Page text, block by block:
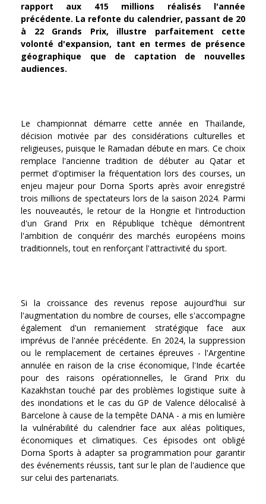
rapport aux 415 millions réalisés l'année
précédente. La refonte du calendrier, passant de 20
à 22 Grands Prix, illustre parfaitement cette
volonté d'expansion, tant en termes de présence
géographique que de captation de nouvelles
audiences.
Le championnat démarre cette année en Thaïlande,
décision motivée par des considérations culturelles et
religieuses, puisque le Ramadan débute en mars. Ce choix
remplace l'ancienne tradition de débuter au Qatar et
permet d'optimiser la fréquentation lors des courses, un
enjeu majeur pour Dorna Sports après avoir enregistré
trois millions de spectateurs lors de la saison 2024. Parmi
les nouveautés, le retour de la Hongrie et l'introduction
d'un Grand Prix en République tchèque démontrent
l'ambition de conquérir des marchés européens moins
traditionnels, tout en renforçant l'attractivité du sport.
Si la croissance des revenus repose aujourd'hui sur
l'augmentation du nombre de courses, elle s'accompagne
également d'un remaniement stratégique face aux
imprévus de l'année précédente. En 2024, la suppression
ou le remplacement de certaines épreuves - l'Argentine
annulée en raison de la crise économique, l'Inde écartée
pour des raisons opérationnelles, le Grand Prix du
Kazakhstan touché par des problèmes logistique suite à
des inondations et le cas du GP de Valence délocalisé à
Barcelone à cause de la tempête DANA - a mis en lumière
la vulnérabilité du calendrier face aux aléas politiques,
économiques et climatiques. Ces épisodes ont obligé
Dorna Sports à adapter sa programmation pour garantir
des événements réussis, tant sur le plan de l'audience que
sur celui des partenariats.